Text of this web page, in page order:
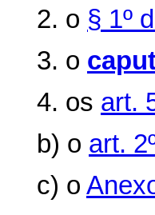
2. o § 1º
3. o
4. os art.
b) o art.
c) o